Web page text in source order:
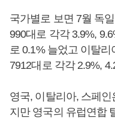
국가별로 보면 7월 독
990대로 각각 3.9%,
로 0.1% 늘었고 이탈
7912대로 각각 2.9%,
영국, 이탈리아, 스페
지만 영국의 유럽연합